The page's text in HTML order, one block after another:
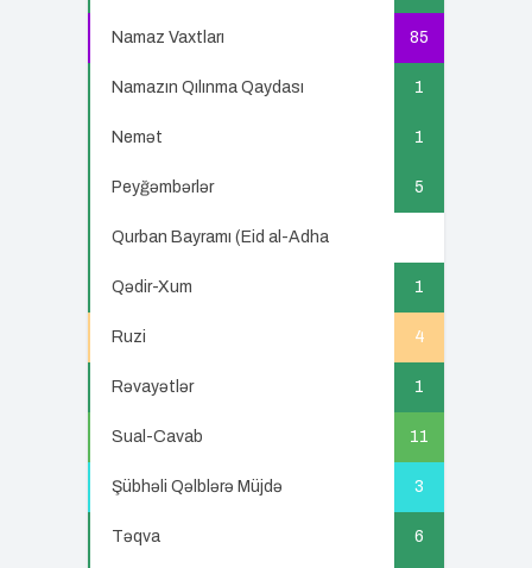
Namaz Vaxtları 85
Namazın Qılınma Qaydası 1
Nemət 1
Peyğəmbərlər 5
Qurban Bayramı (Eid al-Adha
Qədir-Xum 1
Ruzi 4
Rəvayətlər 1
Sual-Cavab 11
Şübhəli Qəlblərə Müjdə 3
Təqva 6